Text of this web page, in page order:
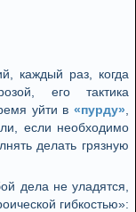
каждый раз, когда
его тактика
уйти в «пурду»
если необходимо
делать грязную
дела не уладятся,
гибкостью»: